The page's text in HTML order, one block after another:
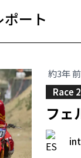
ート
約3年 前
Race 2
フェ